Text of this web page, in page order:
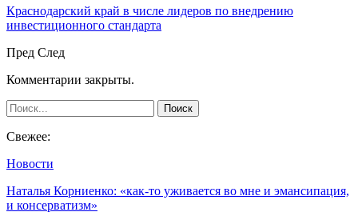
Краснодарский край в числе лидеров по внедрению
инвестиционного стандарта
Пред След
Комментарии закрыты.
Свежее:
Новости
Наталья Корниенко: «как-то уживается во мне и эмансипация,
и консерватизм»